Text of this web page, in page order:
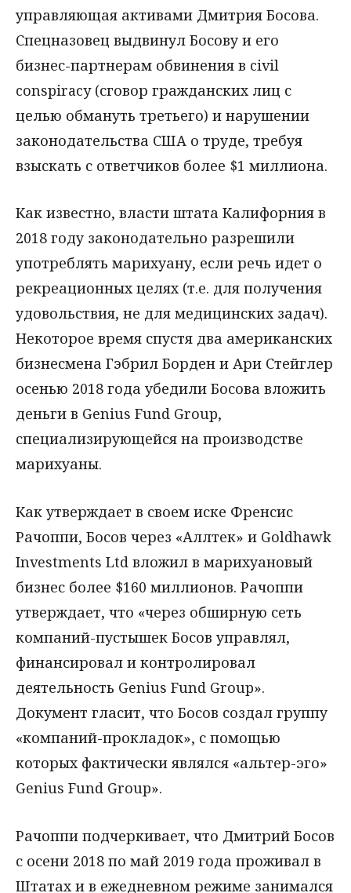
управляющая активами Дмитрия Босова.
Спецназовец выдвинул Босову и его
бизнес-партнерам обвинения в civil
conspiracy (сговор гражданских лиц с
целью обмануть третьего) и нарушении
законодательства США о труде, требуя
взыскать с ответчиков более $1 миллиона.
Как известно, власти штата Калифорния в
2018 году законодательно разрешили
употреблять марихуану, если речь идет о
рекреационных целях (т.е. для получения
удовольствия, не для медицинских задач).
Некоторое время спустя два американских
бизнесмена Гэбрил Борден и Ари Стейглер
осенью 2018 года убедили Босова вложить
деньги в Genius Fund Group,
специализирующейся на производстве
марихуаны.
Как утверждает в своем иске Френсис
Рачоппи, Босов через «Аллтек» и Goldhawk
Investments Ltd вложил в марихуановый
бизнес более $160 миллионов. Рачоппи
утверждает, что «через обширную сеть
компаний-пустышек Босов управлял,
финансировал и контролировал
деятельность Genius Fund Group».
Документ гласит, что Босов создал группу
«компаний-прокладок», с помощью
которых фактически являлся «альтер-эго»
Genius Fund Group».
Рачоппи подчеркивает, что Дмитрий Босов
с осени 2018 по май 2019 года проживал в
Штатах и в ежедневном режиме занимался